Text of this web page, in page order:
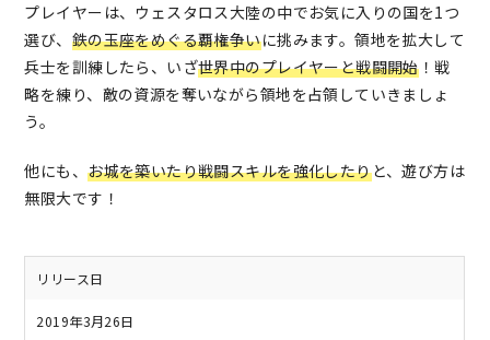
プレイヤーは、ウェスタロス大陸の中でお気に入りの国を1つ
選び、 鉄の玉座をめぐる覇権争いに挑みます。領地を拡大して
兵士を訓練したら、いざ世界中のプレイヤーと戦闘開始！戦
略を練り、敵の資源を奪いながら領地を占領していきましょ
う。
他にも、お城を築いたり戦闘スキルを強化したりと、遊び方は
無限大です！
リリース日
2019年3月26日